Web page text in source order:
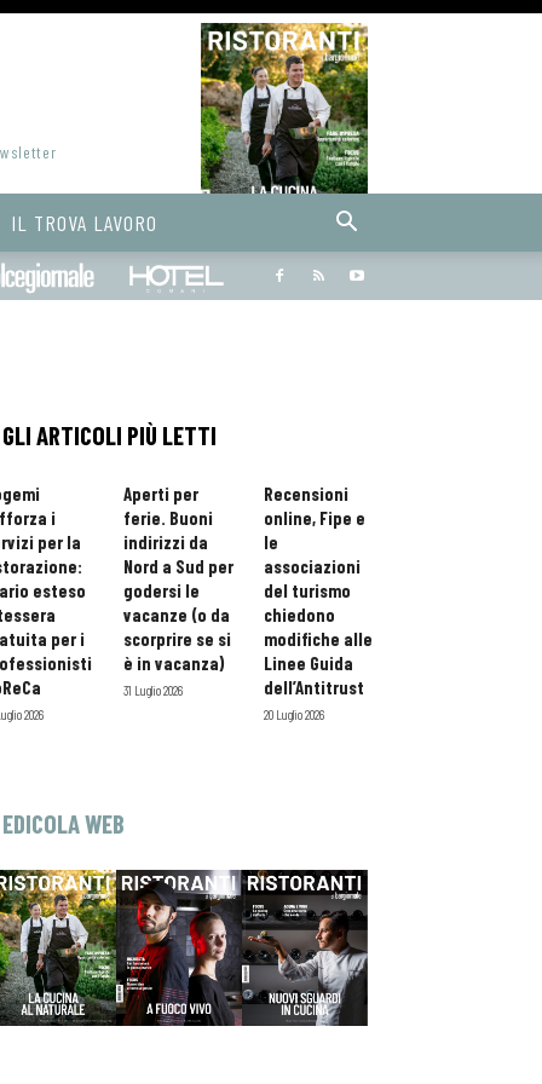
IL TROVA LAVORO
Bargiornale dolcegiornale
GLI ARTICOLI PIÙ LETTI
i
per la
esteso
per i
2026
Aperti per
ferie. Buoni
indirizzi da
Nord a Sud per
godersi le
vacanze (o da
scorprire se si
è in vacanza)
31 Luglio 2026
Recensioni
online, Fipe e
le
associazioni
del turismo
chiedono
modifiche alle
Linee Guida
dell’Antitrust
20 Luglio 2026
EDICOLA WEB